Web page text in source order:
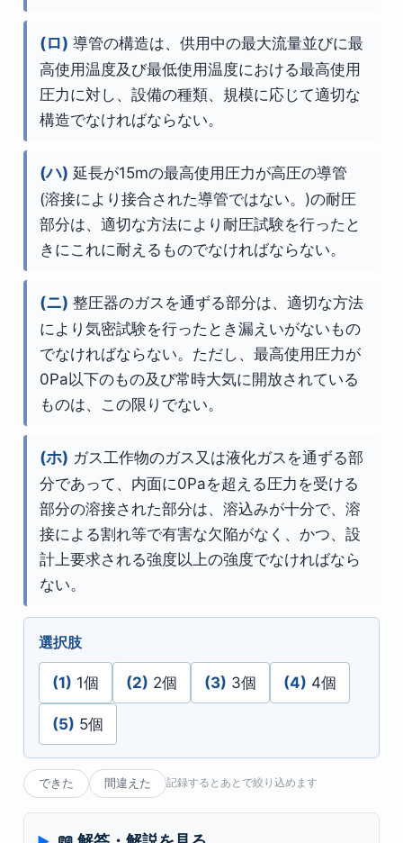
(ロ) 導管の構造は、供用中の最大流量並びに最
高使用温度及び最低使用温度における最高使用
圧力に対し、設備の種類、規模に応じて適切な
構造でなければならない。
(ハ) 延長が15mの最高使用圧力が高圧の導管
(溶接により接合された導管ではない。)の耐圧
部分は、適切な方法により耐圧試験を行ったと
きにこれに耐えるものでなければならない。
(ニ) 整圧器のガスを通ずる部分は、適切な方法
により気密試験を行ったとき漏えいがないもの
でなければならない。ただし、最高使用圧力が
0Pa以下のもの及び常時大気に開放されている
ものは、この限りでない。
(ホ) ガス工作物のガス又は液化ガスを通ずる部
分であって、内面に0Paを超える圧力を受ける
部分の溶接された部分は、溶込みが十分で、溶
接による割れ等で有害な欠陥がなく、かつ、設
計上要求される強度以上の強度でなければなら
ない。
選択肢
(1) 1個 (2) 2個 (3) 3個 (4) 4個
(5) 5個
できた 間違えた 記録するとあとで絞り込めます